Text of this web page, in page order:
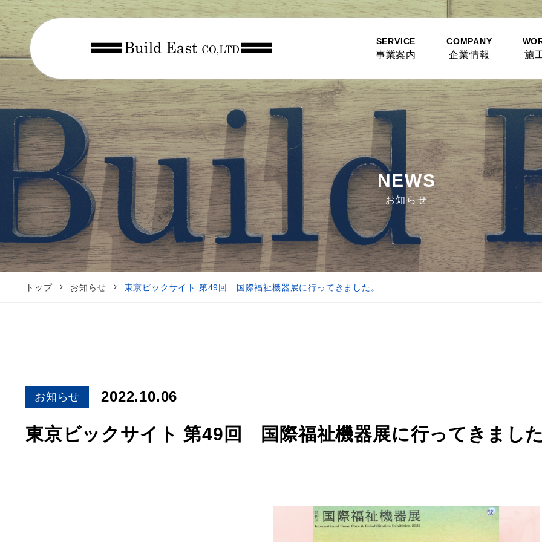
SERVICE
事業案内
COMPANY
企業情報 施
NEWS
お知らせ
トップ お知らせ 東京ビックサイト 第49回 国際福祉機器展に行ってきました。
お知らせ 2022.10.06
東京ビックサイト 第49回 国際福祉機器展に行ってきまし